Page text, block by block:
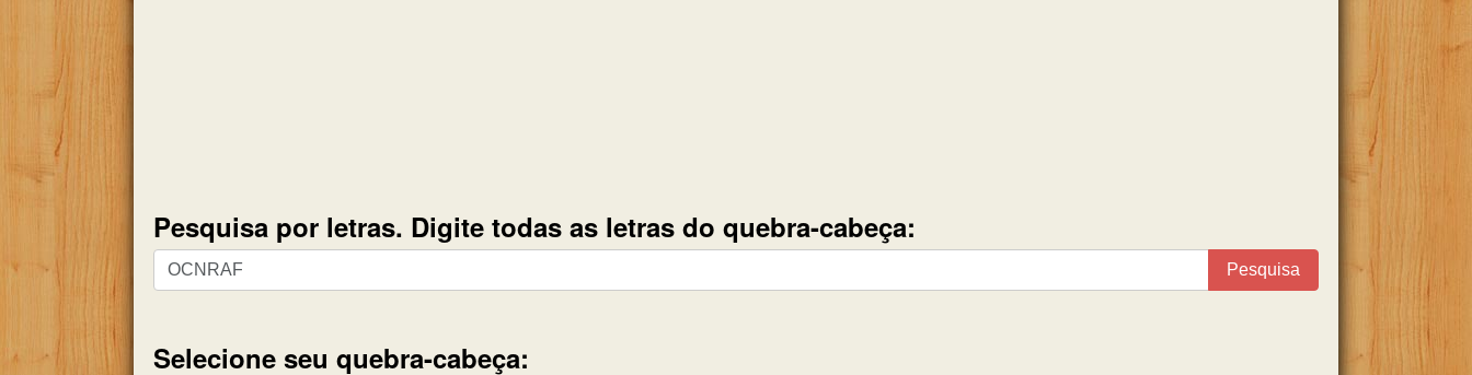
Pesquisa por letras. Digite todas as letras do quebra-cabeça:
Pesquisa
por
todas
Pesquisa
Selecione seu quebra-cabeça: